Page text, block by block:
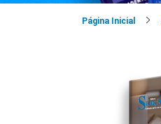
Página Inicial